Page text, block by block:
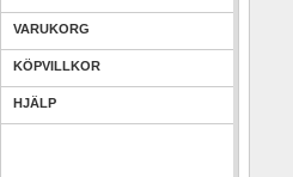
VARUKORG
KÖPVILLKOR
HJÄLP